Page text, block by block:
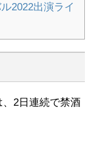
2022出演ライ
、2日連続で禁酒